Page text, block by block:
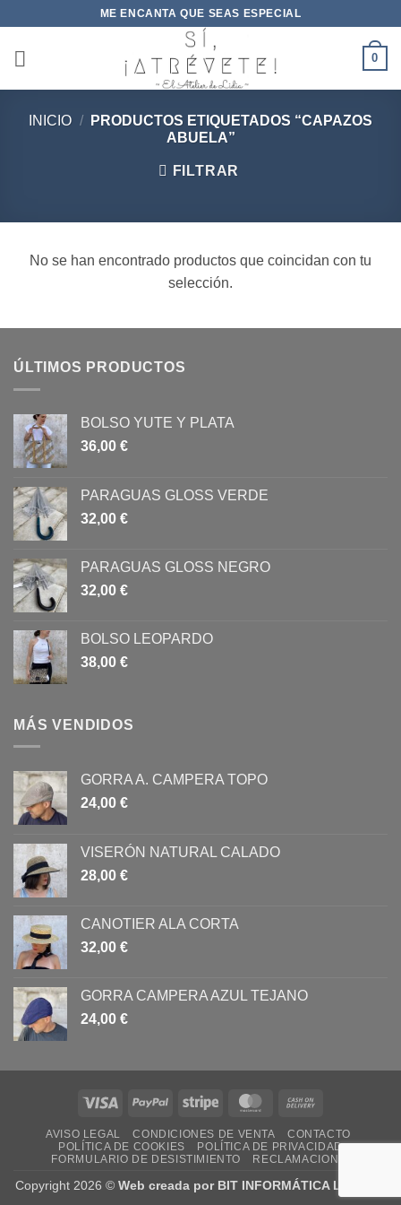
contenido
ME ENCANTA QUE SEAS ESPECIAL
0
INICIO /
PRODUCTOS ETIQUETADOS “CAPAZOS
ABUELA”
FILTRAR
No se han encontrado productos que coincidan con tu
selección.
ÚLTIMOS PRODUCTOS
BOLSO YUTE Y PLATA
36,00 €
PARAGUAS GLOSS VERDE
32,00 €
PARAGUAS GLOSS NEGRO
32,00 €
BOLSO LEOPARDO
38,00 €
MÁS VENDIDOS
GORRA A. CAMPERA TOPO
24,00 €
VISERÓN NATURAL CALADO
28,00 €
CANOTIER ALA CORTA
32,00 €
GORRA CAMPERA AZUL TEJANO
24,00 €
Visa PayPal Stripe MasterCard
Delivery
AVISO LEGAL CONDICIONES DE VENTA
CONTACTO
POLÍTICA DE COOKIES
POLÍTICA DE PRIVACIDAD
FORMULARIO DE DESISTIMIENTO
RECLAMACIONES
Copyright 2026 © Web creada por BIT INFORMÁTICA LODOSA